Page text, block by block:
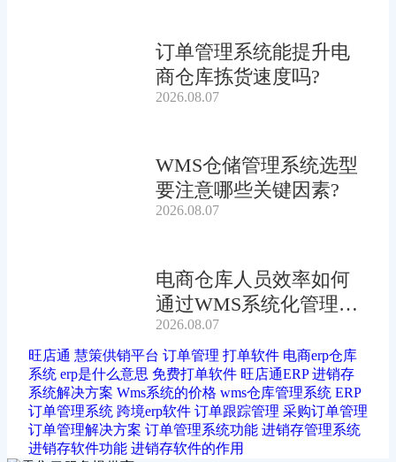
订单管理系统能提升电
商仓库拣货速度吗?
2026.08.07
WMS仓储管理系统选型
要注意哪些关键因素?
2026.08.07
电商仓库人员效率如何
通过WMS系统化管理提
升?
2026.08.07
旺店通 慧策供销平台 订单管理 打单软件 电商erp仓库
系统 erp是什么意思 免费打单软件 旺店通ERP 进销存
系统解决方案 Wms系统的价格 wms仓库管理系统 ERP
订单管理系统 跨境erp软件 订单跟踪管理 采购订单管理
订单管理解决方案 订单管理系统功能 进销存管理系统
进销存软件功能 进销存软件的作用